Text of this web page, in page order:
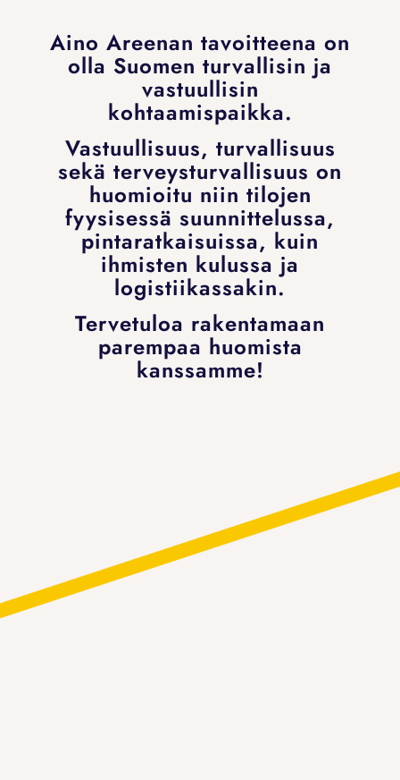
Aino Areenan tavoitteena on
olla Suomen turvallisin ja
vastuullisin
kohtaamispaikka.
Vastuullisuus, turvallisuus
sekä terveysturvallisuus on
huomioitu niin tilojen
fyysisessä suunnittelussa,
pintaratkaisuissa, kuin
ihmisten kulussa ja
logistiikassakin.
Tervetuloa rakentamaan
parempaa huomista
kanssamme!